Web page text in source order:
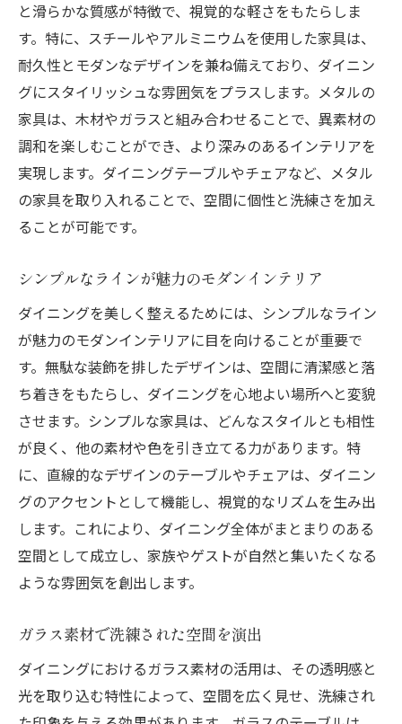
と滑らかな質感が特徴で、視覚的な軽さをもたらしま
す。特に、スチールやアルミニウムを使用した家具は、
耐久性とモダンなデザインを兼ね備えており、ダイニン
グにスタイリッシュな雰囲気をプラスします。メタルの
家具は、木材やガラスと組み合わせることで、異素材の
調和を楽しむことができ、より深みのあるインテリアを
実現します。ダイニングテーブルやチェアなど、メタル
の家具を取り入れることで、空間に個性と洗練さを加え
ることが可能です。
シンプルなラインが魅力のモダンインテリア
ダイニングを美しく整えるためには、シンプルなライン
が魅力のモダンインテリアに目を向けることが重要で
す。無駄な装飾を排したデザインは、空間に清潔感と落
ち着きをもたらし、ダイニングを心地よい場所へと変貌
させます。シンプルな家具は、どんなスタイルとも相性
が良く、他の素材や色を引き立てる力があります。特
に、直線的なデザインのテーブルやチェアは、ダイニン
グのアクセントとして機能し、視覚的なリズムを生み出
します。これにより、ダイニング全体がまとまりのある
空間として成立し、家族やゲストが自然と集いたくなる
ような雰囲気を創出します。
ガラス素材で洗練された空間を演出
ダイニングにおけるガラス素材の活用は、その透明感と
光を取り込む特性によって、空間を広く見せ、洗練され